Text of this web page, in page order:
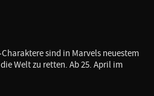
sind in Marvels neuestem
Welt zu retten. Ab 25. April im